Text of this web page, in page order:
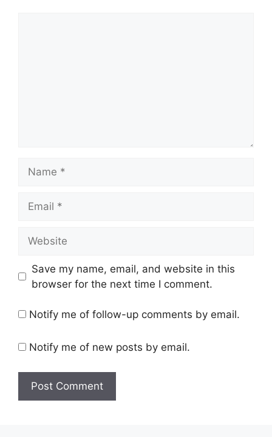
Save my name, email, and website in this
browser for the next time I comment.
Notify me of follow-up comments by email.
Notify me of new posts by email.